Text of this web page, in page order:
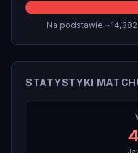
Na podstawie
STATYSTYKI